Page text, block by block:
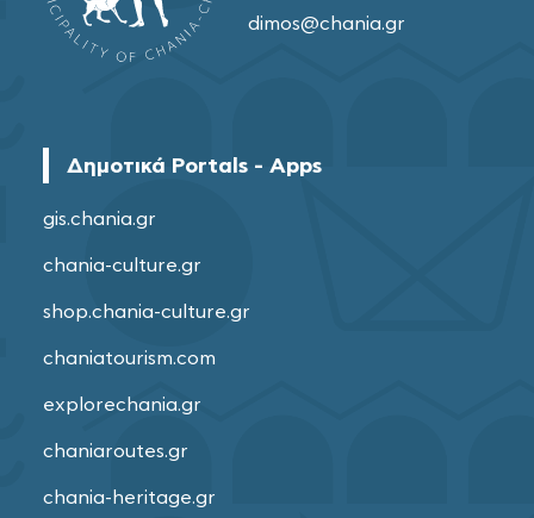
dimos@chania.gr
Δημοτικά Portals - Apps
gis.chania.gr
chania-culture.gr
shop.chania-culture.gr
chaniatourism.com
explorechania.gr
chaniaroutes.gr
chania-heritage.gr